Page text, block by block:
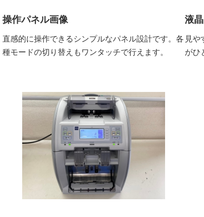
操作パネル画像
直感的に操作できるシンプルなパネル設計です。各
種モードの切り替えもワンタッチで行えます。
液
見や
がひ